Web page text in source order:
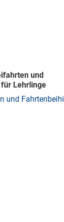
und
Lehrlinge
und